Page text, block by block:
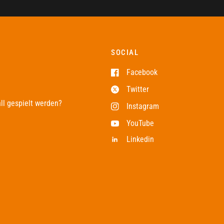
gespielt werden?
SOCIAL
Facebook
Twitter
Instagram
YouTube
Linkedin